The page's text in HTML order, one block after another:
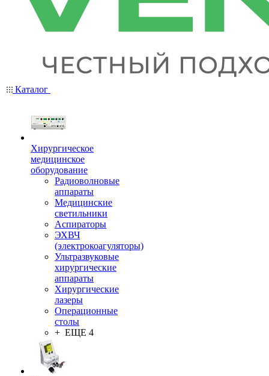
Каталог
Хирургическое
медицинское
оборудование
Радиоволновые
аппараты
Медицинские
светильники
Аспираторы
ЭХВЧ
(электрокоагуляторы)
Ультразвуковые
хирургические
аппараты
Хирургические
лазеры
Операционные
столы
+ ЕЩЕ 4